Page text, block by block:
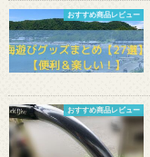
おすすめ商品レビュー
おすすめ商品レビュー